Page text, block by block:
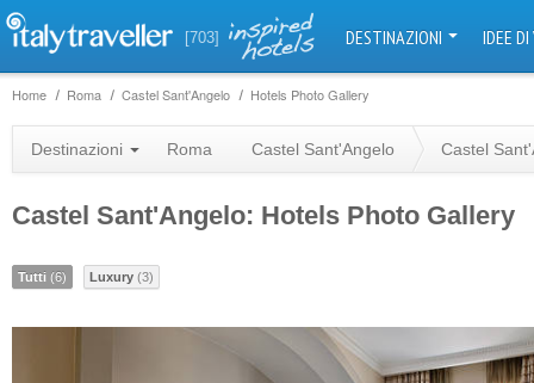
[703] DESTINAZIONI IDEE
Home Roma Castel Sant'Angelo Hotels Photo Gallery
Destinazioni Roma Castel Sant'Angelo Castel
Castel Sant'Angelo: Hotels Photo Gallery
Tutti (6) Luxury (3)